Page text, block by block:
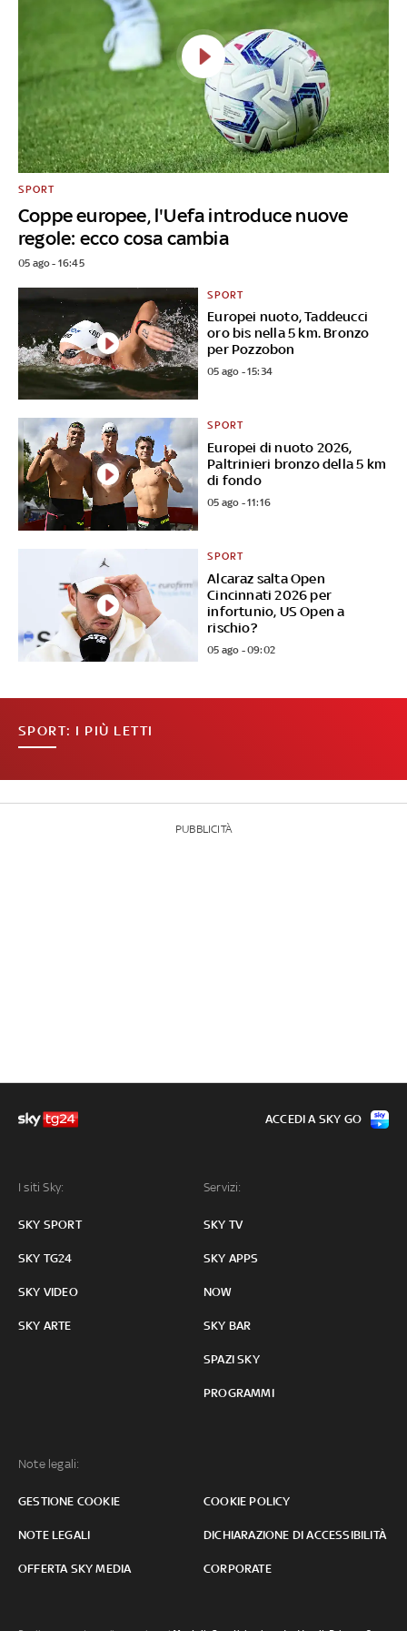
Coppe europee, l'Uefa introduce nuove
regole: ecco cosa cambia
SPORT
05 ago - 16:45
Europei nuoto, Taddeucci
oro bis nella 5 km. Bronzo
per Pozzobon
SPORT
05 ago - 15:34
Europei di nuoto 2026,
Paltrinieri bronzo della 5 km
di fondo
SPORT
05 ago - 11:16
Alcaraz salta Open
Cincinnati 2026 per
infortunio, US Open a
rischio?
SPORT
05 ago - 09:02
SPORT: I PIÙ LETTI
PUBBLICITÀ
I siti Sky:
SKY SPORT
SKY TG24
SKY VIDEO
SKY ARTE
Servizi:
SKY TV
SKY APPS
NOW
SKY BAR
SPAZI SKY
PROGRAMMI
Note legali:
GESTIONE COOKIE COOKIE POLICY
NOTE LEGALI DICHIARAZIONE DI ACCESSIBILITÀ
OFFERTA SKY MEDIA CORPORATE
ACCEDI A SKY GO